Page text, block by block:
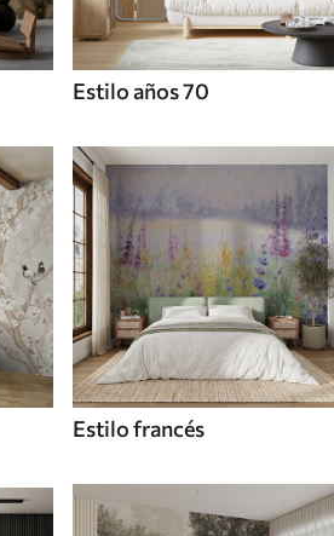
Estilo años 70
Estilo francés